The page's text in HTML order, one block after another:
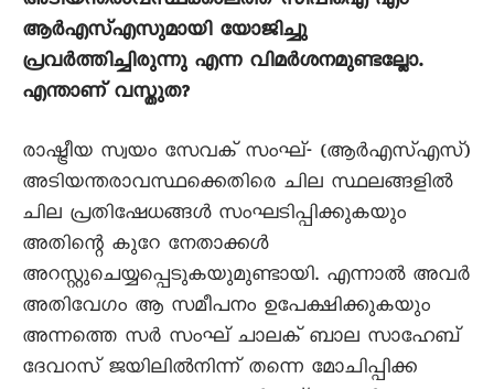
ആർഎസ്എസുമായി യോജിച്ചു
പ്രവർത്തിച്ചിരുന്നു എന്ന വിമർശനമുണ്ടല്ലോ.
എന്താണ് വസ്തുത?
രാഷ്ട്രീയ സ്വയം സേവക് സംഘ്- (ആർഎസ്എസ്)
അടിയന്തരാവസ്ഥക്കെതിരെ ചില സ്ഥലങ്ങളിൽ
ചില പ്രതിഷേധങ്ങൾ സംഘടിപ്പിക്കുകയും
അതിന്റെ കുറേ നേതാക്കൾ
അറസ്റ്റുചെയ്യപ്പെടുകയുമുണ്ടായി. എന്നാൽ അവർ
അതിവേഗം ആ സമീപനം ഉപേക്ഷിക്കുകയും
അന്നത്തെ സർ സംഘ് ചാലക് ബാല സാഹേബ്
ദേവറസ് ജയിലിൽനിന്ന് തന്നെ മോചിപ്പിക്ക